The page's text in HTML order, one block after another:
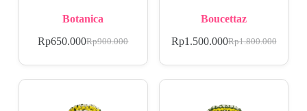
Botanica
Rp900.000
Rp650.000
Boucettaz
Rp1.800.000
Rp1.500.000